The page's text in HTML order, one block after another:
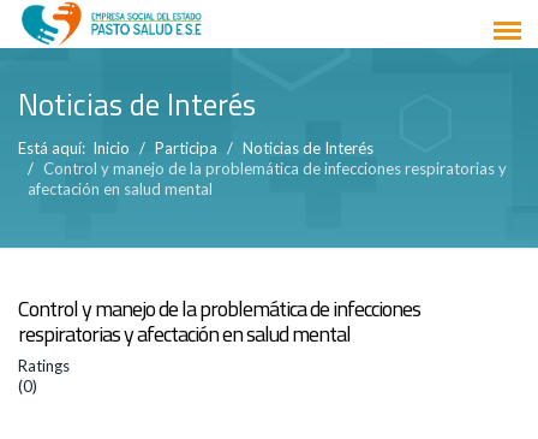
Noticias de Interés
Está aquí: Inicio Participa
Noticias de Interés
Control y manejo de la problemática de infecciones respiratorias y
afectación en salud mental
Control y manejo de la problemática de infecciones
respiratorias y afectación en salud mental
Ratings
(0)